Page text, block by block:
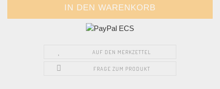
AUF DEN MERKZETTEL
FRAGE ZUM PRODUKT